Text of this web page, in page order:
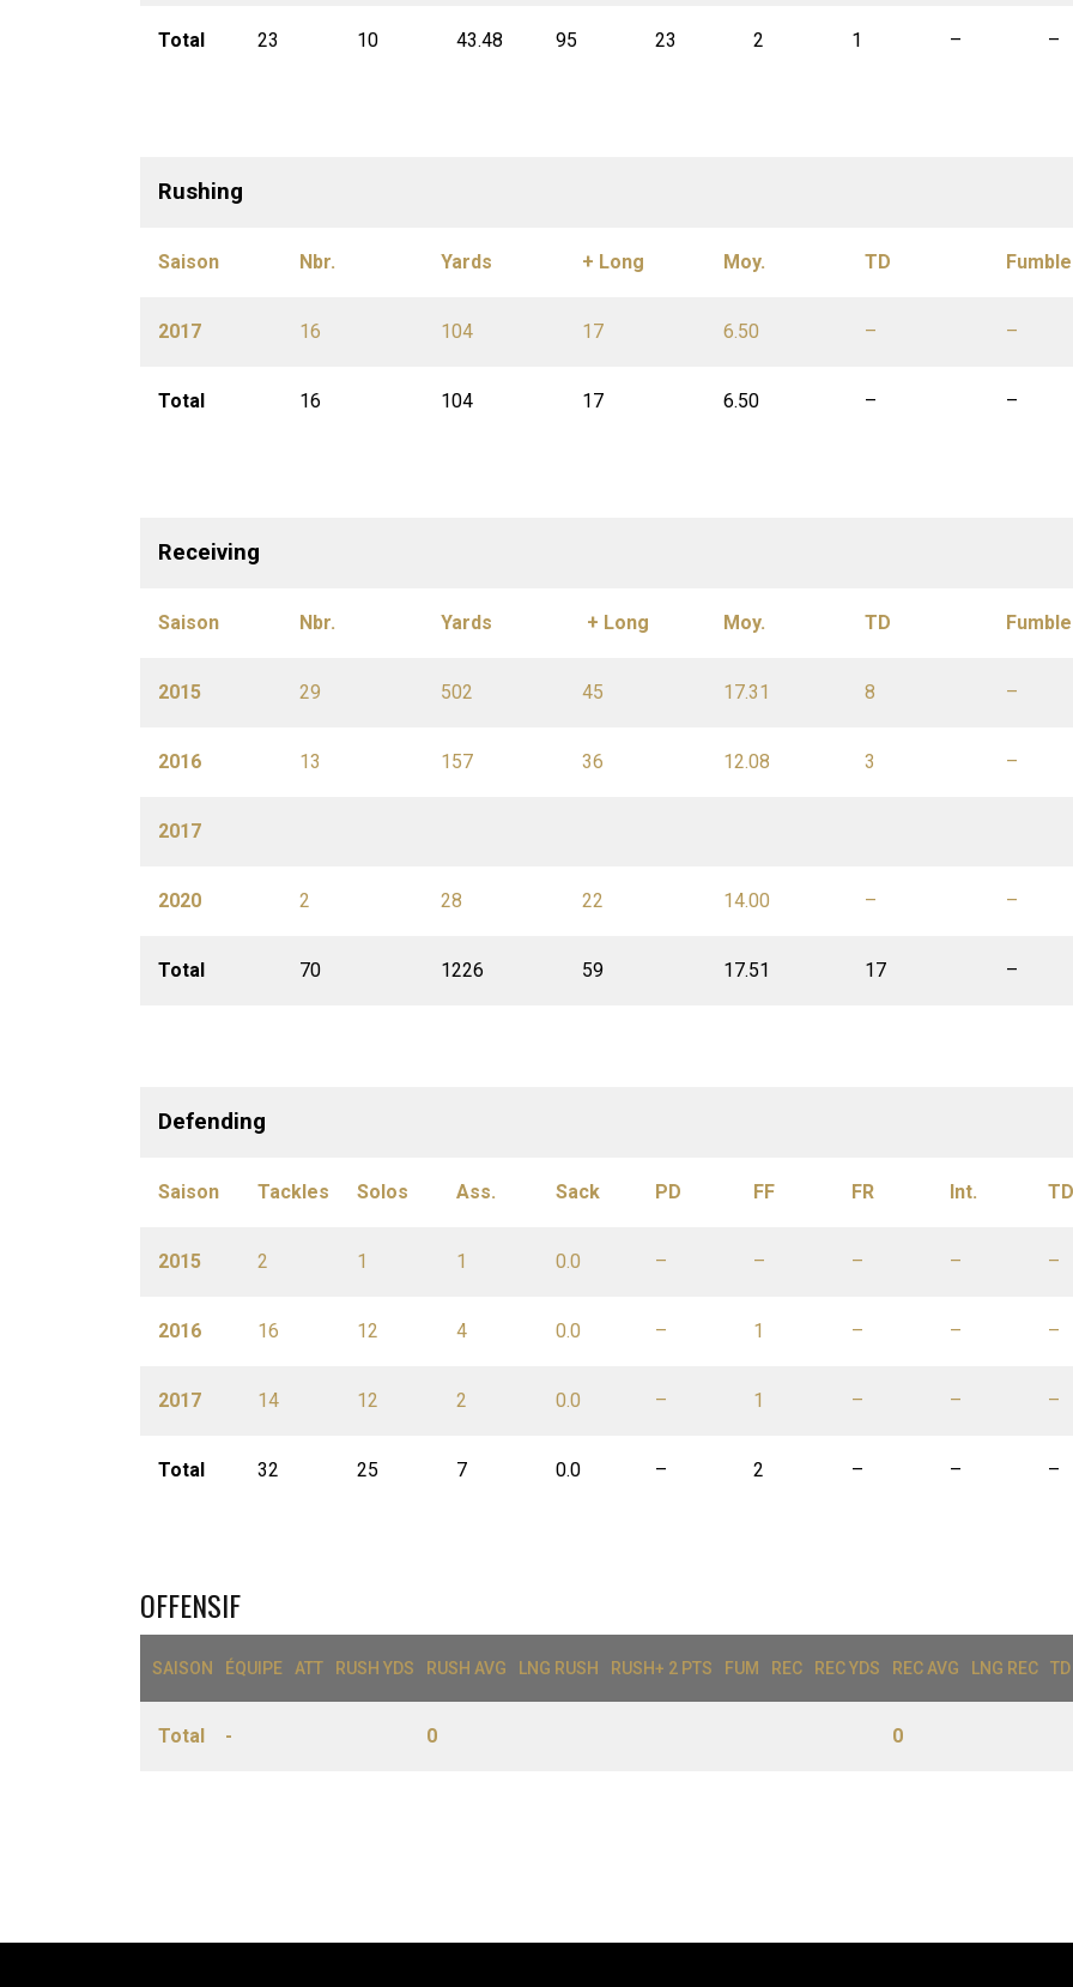
Total 23 10 43.48 95 23 2 1 – –
Rushing
Saison Nbr. Yards + Long Moy. TD
2017 16 104 17 6.50 – –
Total 16 104 17 6.50 – –
Receiving
Saison Nbr. Yards + Long Moy. TD
2015 29 502 45 17.31 8 –
2016 13 157 36 12.08 3 –
2017
2020 2 28 22 14.00 – –
Total 70 1226 59 17.51 17 –
Defending
Saison Tackles Solos Ass. Sack PD FF FR Int. TD
2015 2 1 1 0.0 – – – – –
2016 16 12 4 0.0 – 1 – – –
2017 14 12 2 0.0 – 1 – – –
Total 32 25 7 0.0 – 2 – – –
OFFENSIF
SAISON ÉQUIPE ATT RUSH YDS RUSH AVG LNG RUSH RUSH+ 2 PTS FUM REC REC YDS REC AVG LNG REC
Total - 0 0